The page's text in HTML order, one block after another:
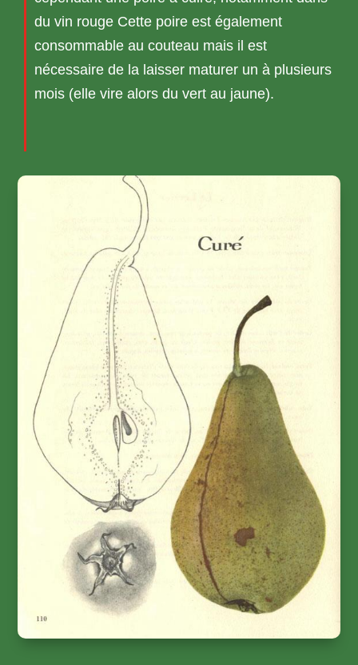
du vin rouge Cette poire est également
consommable au couteau mais il est
nécessaire de la laisser maturer un à plusieurs
mois (elle vire alors du vert au jaune).